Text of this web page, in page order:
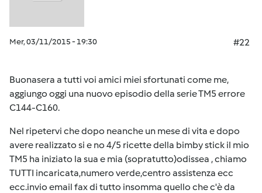
Mer, 03/11/2015 - 19:30 #22
Buonasera a tutti voi amici miei sfortunati come me,
aggiungo oggi una nuovo episodio della serie TM5 errore
C144-C160.
Nel ripetervi che dopo neanche un mese di vita e dopo
avere realizzato si e no 4/5 ricette della bimby stick il mio
TM5 ha iniziato la sua e mia (sopratutto)odissea , chiamo
TUTTI incaricata,numero verde,centro assistenza ecc
ecc.invio email fax di tutto insomma quello che c'è da